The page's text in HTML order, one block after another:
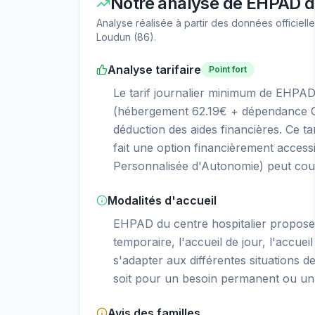
Analyse réalisée à partir des données
Loudun (86).
Analyse tarifaire Point fort
Le tarif journalier minimum de
(hébergement 62.19€ + dépendance
déduction des aides financières. Ce
fait une option financièrement
Personnalisée d'Autonomie) peut
Modalités d'accueil
EHPAD du centre hospitalier
temporaire, l'accueil de jour, l'accueil
s'adapter aux différentes situations
soit pour un besoin permanent ou